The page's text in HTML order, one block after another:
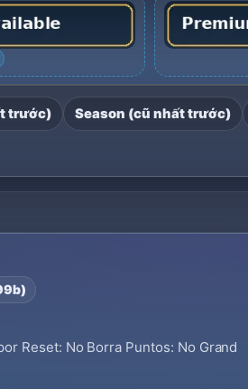
trước) Season (cũ nhất trước)
Reset: No Borra Puntos: No Grand